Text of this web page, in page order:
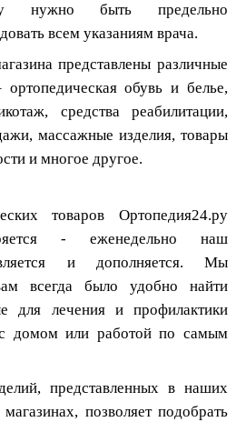
нужно быть предельно
всем указаниям врача.
представлены различные
ортопедическая обувь и белье,
средства реабилитации,
массажные изделия, товары
и многое другое.
товаров Ортопедия24.ру
- еженедельно наш
и дополняется. Мы
всегда было удобно найти
для лечения и профилактики
домом или работой по самым
представленных в наших
позволяет подобрать